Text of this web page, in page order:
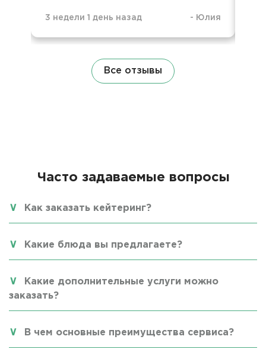
3 недели 1 день назад - Юлия
Все отзывы
Часто задаваемые вопросы
Как заказать кейтеринг?
Какие блюда вы предлагаете?
Какие дополнительные услуги можно
заказать?
В чем основные преимущества сервиса?